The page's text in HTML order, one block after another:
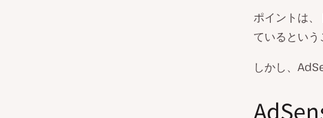
ポイントは
ているという
しかし、